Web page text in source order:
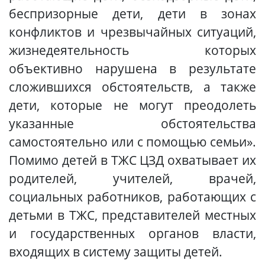
беспризорные дети, дети в зонах
конфликтов и чрезвычайных ситуаций,
жизнедеятельность которых
объективно нарушена в результате
сложившихся обстоятельств, а также
дети, которые не могут преодолеть
указанные обстоятельства
самостоятельно или с помощью семьи».
Помимо детей в ТЖС ЦЗД охватывает их
родителей, учителей, врачей,
социальных работников, работающих с
детьми в ТЖС, представителей местных
и государственных органов власти,
входящих в систему защиты детей.